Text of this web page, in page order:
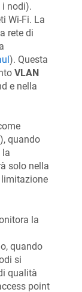
i nodi).
Wi-Fi. La
rete di
). Questa
VLAN
e nella
quando
la
solo nella
limitazione
la
quando
si
qualità
point